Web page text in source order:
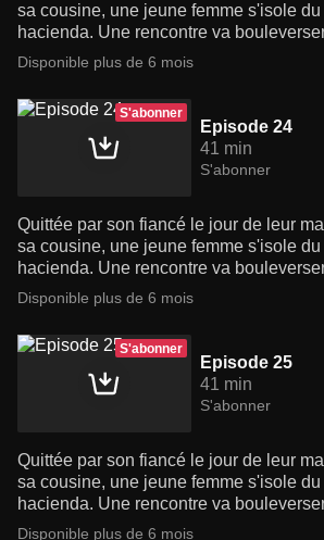
sa cousine, une jeune femme s'isole
hacienda. Une rencontre va
Disponible plus de 6 mois
S'abonner
Episode 24
41 min
S'abonner
Quittée par son fiancé le jour de leur
sa cousine, une jeune femme s'isole
hacienda. Une rencontre va
Disponible plus de 6 mois
S'abonner
Episode 25
41 min
S'abonner
Quittée par son fiancé le jour de leur
sa cousine, une jeune femme s'isole
hacienda. Une rencontre va
Disponible plus de 6 mois